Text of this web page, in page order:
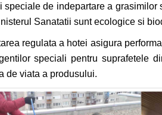
speciale de indepartare a grasimilor
Sanatatii sunt ecologice si
regulata a hotei asigura
speciali pentru suprafetele
de viata a produsului.